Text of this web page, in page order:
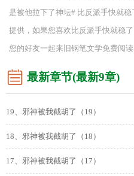
是被他拉下了神坛# 比反派手快就
提供，如果您喜欢比反派手快就稳
您的好友一起来旧钢笔文学免费阅读
最新章节(最新9章)
19、邪神被我截胡了（19）
18、邪神被我截胡了（18）
17、邪神被我截胡了（17）